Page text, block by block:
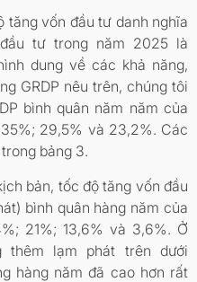
tăng vốn đầu tư danh nghĩa
tư trong năm 2025 là
dung về các khả năng,
GRDP nêu trên, chúng tôi
bình quân năm năm của
29,5% và 23,2%. Các
bảng 3.
bản, tốc độ tăng vốn đầu
bình quân hàng năm của
21%; 13,6% và 3,6%. Ở
thêm lạm phát trên dưới
hàng năm đã cao hơn rất